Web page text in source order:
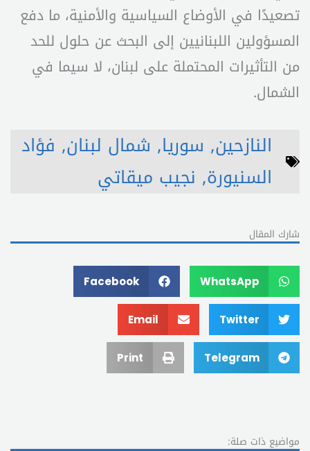
تصعيدًا في الأوضاع السياسية والأمنية، ما دفع
المسؤولين اللبنانيين إلى البحث عن حلول للحد
من التأثيرات المحتملة على لبنان، لا سيما في
الشمال.
النازحين, سوريا, شمال لبنان, فؤاد
السنيورة, نجيب ميقاتي
شارك المقال
WhatsApp
Facebook
Twitter
Email
Telegram
Print
مواضيع ذات صلة: